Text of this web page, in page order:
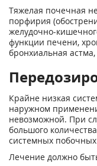
Тяжелая почечная
порфирия
желудочно-
функции печени,
бронхиальная
Крайне низкая
наружном
невозможной. При
большого
системных
Лечение должно